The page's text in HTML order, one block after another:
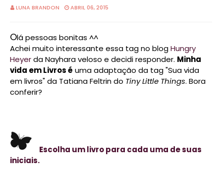
LUNA BRANDON ABRIL 06, 2015
Olá pessoas bonitas ^^
Achei muito interessante essa tag no blogHungry
Heyerda Nayhara veloso e decidi responder. Minha
vida em Livros é uma adaptação da tag "Sua vida
em livros" da Tatiana Feltrin do Tiny Little Things. Bora
conferir?
Escolha um livro para cada uma de suas
iniciais.